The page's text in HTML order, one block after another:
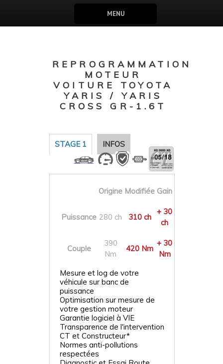
MENU
REPROGRAMMATION
MOTEUR
VOITURE TOYOTA
YARIS / YARIS
CROSS GR-1.6T
STAGE 1 INFOS
Origine Modifiée Gain
Puissance 280 ch 310 ch
+ 30
ch
Couple
390
Nm
420 Nm
+ 30
Nm
Mesure et log de votre
véhicule sur banc de
puissance
Optimisation sur mesure de
votre gestion moteur
Garantie logiciel à VIE
Transparence de l'intervention
CT et Constructeur*
Normes anti-pollutions
respectées